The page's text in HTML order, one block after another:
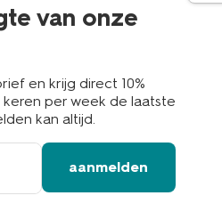
van onze
en krijg direct 10%
per week de laatste
kan altijd.
aanmelden